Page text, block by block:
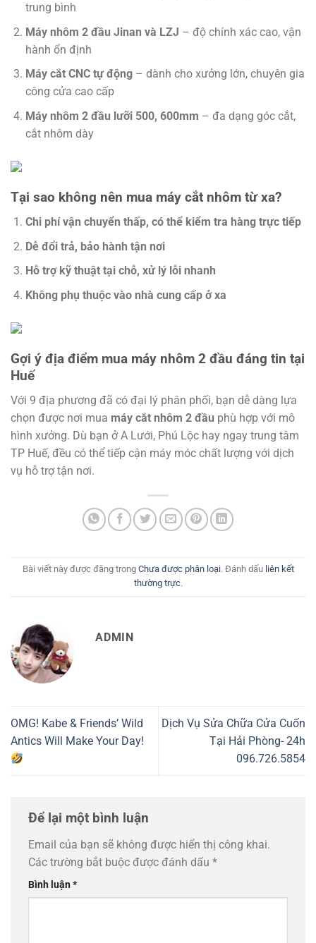
trung bình
Máy nhôm 2 đầu Jinan và LZJ – độ chính xác cao, vận
hành ổn định
Máy cắt CNC tự động– dành cho xưởng lớn, chuyên gia
công cửa cao cấp
Máy nhôm 2 đầu lưỡi 500, 600mm – đa dạng góc cắt,
cắt nhôm dày
Tại sao không nên mua máy cắt nhôm từ xa?
Chi phí vận chuyển thấp, có thể kiểm tra hàng trực tiếp
Dễ đổi trả, bảo hành tận nơi
Hỗ trợ kỹ thuật tại chỗ, xử lý lỗi nhanh
Không phụ thuộc vào nhà cung cấp ở xa
Gợi ý địa điểm mua máy nhôm 2 đầu đáng tin tại
Huế
Với 9 địa phương đã có đại lý phân phối, bạn dễ dàng lựa
chọn được nơi mua máy cắt nhôm 2 đầu phù hợp với mô
hình xưởng. Dù bạn ở A Lưới, Phú Lộc hay ngay trung tâm
TP Huế, đều có thể tiếp cận máy móc chất lượng với dịch
vụ hỗ trợ tận nơi.
Bài viết này được đăng trong Chưa được phân loại. Đánh dấu liên kết
thường trực.
ADMIN
OMG! Kabe & Friends’ Wild
Antics Will Make Your Day!
Dịch Vụ Sửa Chữa Cửa Cuốn
Tại Hải Phòng- 24h
096.726.5854
Để lại một bình luận
Email của bạn sẽ không được hiển thị công khai.
Các trường bắt buộc được đánh dấu *
Bình luận*